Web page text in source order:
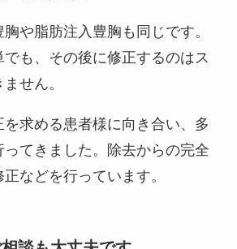
や脂肪注入豊胸も同じです。
も、その後に修正するのはス
せん。
求める患者様に向き合い、多
ってきました。除去からの完全
などを行っています。